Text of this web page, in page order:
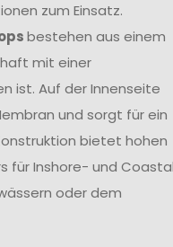
zum Einsatz.
bestehen aus einem
mit einer
ist. Auf der Innenseite
und sorgt für ein
bietet hohen
für Inshore- und
oder dem